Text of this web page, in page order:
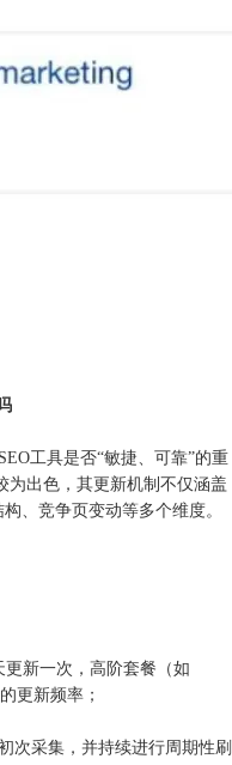
工具是否“敏捷、可靠”的重
为出色，其更新机制不仅涵盖
、竞争页变动等多个维度。
新一次，高阶套餐（如
更新频率；
采集，并持续进行周期性刷